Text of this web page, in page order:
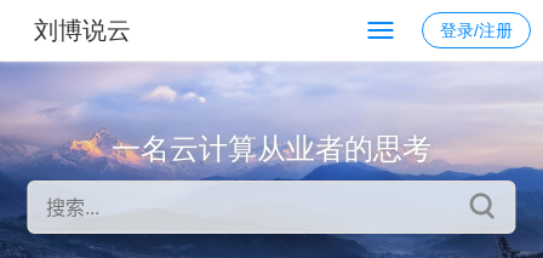
刘博说云 登录/注册
一名云计算从业者的思考